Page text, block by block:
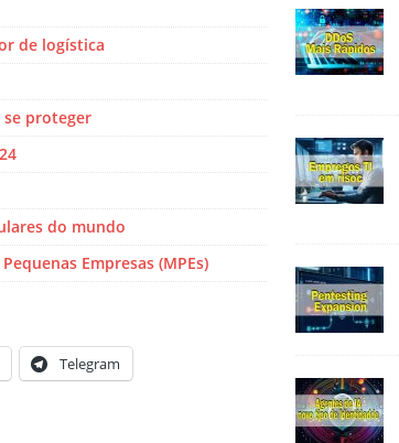
de logística
se proteger
do mundo
Empresas (MPEs)
Telegram